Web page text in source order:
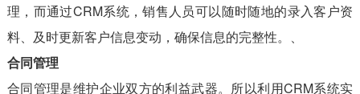
理，而通过CRM系统，销售人员可以随时随地的录入客户资
料、及时更新客户信息变动，确保信息的完整性。、
合同管理
合同管理是维护企业双方的利益武器。所以利用CRM系统实